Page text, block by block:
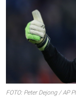
FOTO: Peter Dejong / AP